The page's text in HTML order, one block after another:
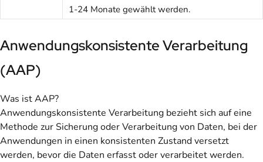
1-24 Monate gewählt werden.
Anwendungskonsistente Verarbeitung
(AAP)
Was ist AAP?
Anwendungskonsistente Verarbeitung bezieht sich auf eine
Methode zur Sicherung oder Verarbeitung von Daten, bei der
Anwendungen in einen konsistenten Zustand versetzt
werden, bevor die Daten erfasst oder verarbeitet werden.